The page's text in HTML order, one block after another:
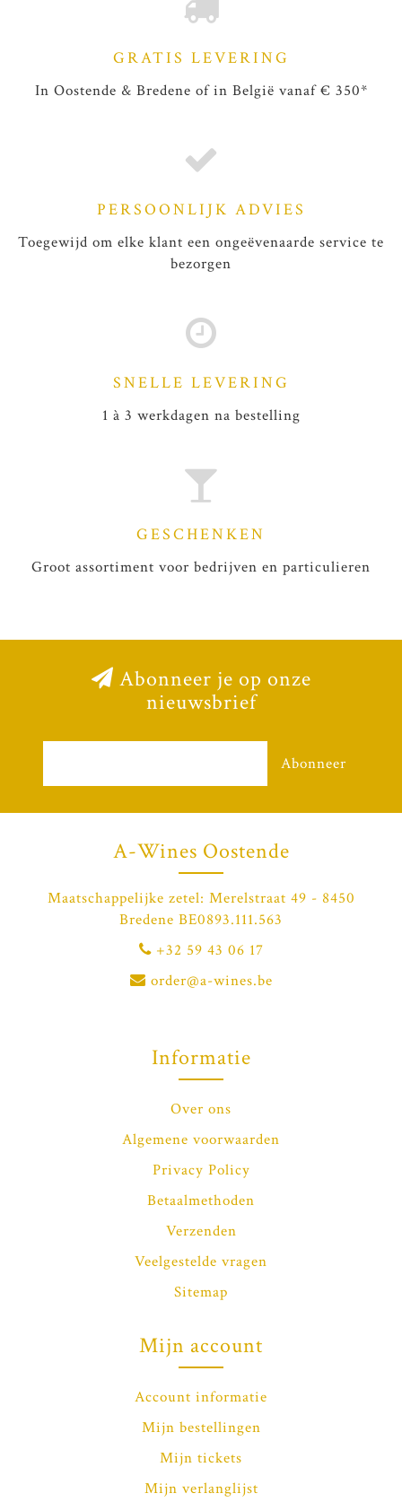
GRATIS LEVERING
In Oostende & Bredene of in België vanaf € 350*
PERSOONLIJK ADVIES
Toegewijd om elke klant een ongeëvenaarde service te
bezorgen
SNELLE LEVERING
1 à 3 werkdagen na bestelling
GESCHENKEN
Groot assortiment voor bedrijven en particulieren
Abonneer je op onze
nieuwsbrief
Abonneer
A-Wines Oostende
Maatschappelijke zetel: Merelstraat 49 - 8450
Bredene BE0893.111.563
+32 59 43 06 17
order@a-wines.be
Informatie
Over ons
Algemene voorwaarden
Privacy Policy
Betaalmethoden
Verzenden
Veelgestelde vragen
Sitemap
Mijn account
Account informatie
Mijn bestellingen
Mijn tickets
Mijn verlanglijst